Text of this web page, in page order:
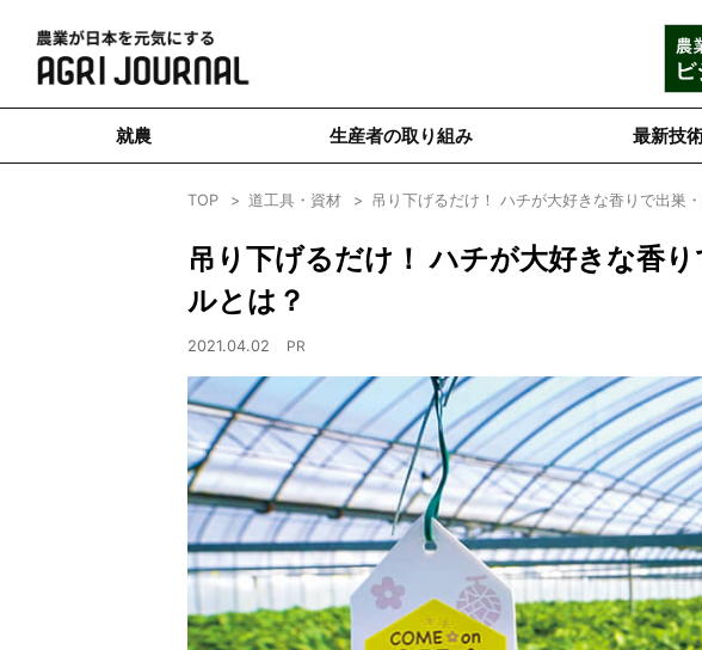
就農 生産者の取り組み 最新技
TOP 道工具・資材 吊り下げるだけ！ ハチが大好きな香りで出巣
吊り下げるだけ！ ハチが大好きな香
ルとは？
2021.04.02 PR